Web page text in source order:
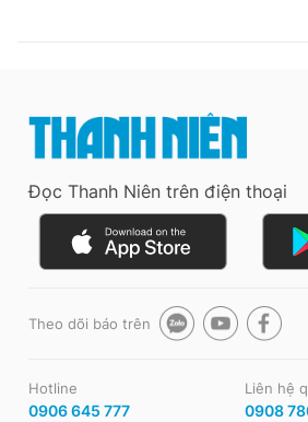
Đọc Thanh Niên trên điện thoại
Theo dõi báo trên
Hotline
0906 645 777
Liên hệ
0908